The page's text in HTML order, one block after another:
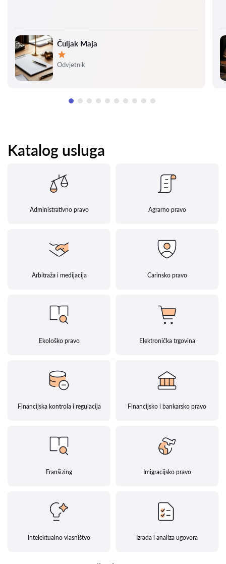
Čuljak Maja
Ocjena:
Odvjetnik
Katalog usluga
Administrativno pravo Agrarno pravo
Arbitraža i medijacija Carinsko pravo
Ekološko pravo Elektronička trgovina
Financijska kontrola i regulacija Financijsko i bankarsko pravo
Franšizing Imigracijsko pravo
Intelektualno vlasništvo Izrada i analiza ugovora